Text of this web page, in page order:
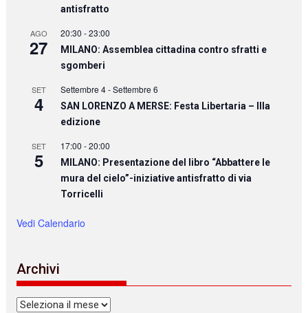
antisfratto
AGO
27
20:30 -23:00
MILANO: Assemblea cittadina contro sfratti e
sgomberi
SET
4
Settembre 4-Settembre 6
SAN LORENZO A MERSE: Festa Libertaria – IIIa
edizione
SET
5
17:00 -20:00
MILANO: Presentazione del libro “Abbattere le
mura del cielo”-iniziative antisfratto di via
Torricelli
Vedi Calendario
Archivi
Archivi